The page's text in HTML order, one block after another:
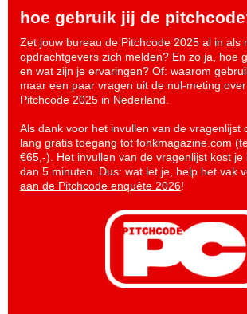
hoe gebruik jij de
Zet jouw bureau de Pitchcode 2025 al in als
opdrachtgevers zich melden? En zo ja, hoe
en wat zijn je ervaringen? Of: waarom
maar een paar vragen uit de nul-meting
Pitchcode 2025 in Nederland.
Als dank voor het invullen van de vragenlijst
lang gratis toegang tot fonkmagazine.com
€65,-). Het invullen van de vragenlijst kost
dan 5 minuten. Dus: wat let je, help het vak
aan de Pitchcode enquête 2026!